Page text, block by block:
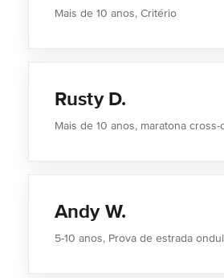
Mais de 10 anos, Critério
Rusty D.
Mais de 10 anos, maratona
Andy W.
5-10 anos, Prova de estrada